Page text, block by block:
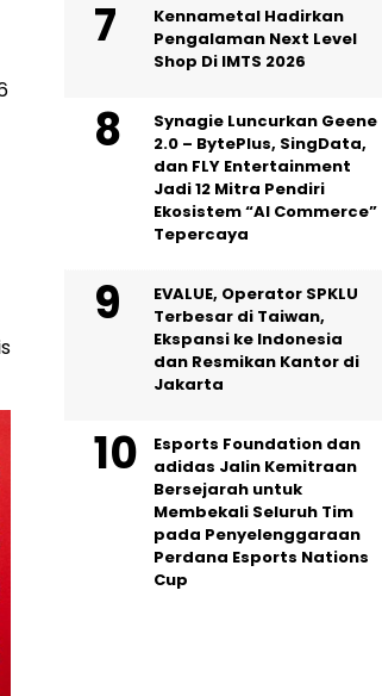
Kennametal Hadirkan
Pengalaman Next Level
Shop Di IMTS 2026
Synagie Luncurkan Geene
2.0 – BytePlus, SingData,
dan FLY Entertainment
Jadi 12 Mitra Pendiri
Ekosistem “AI Commerce”
Tepercaya
EVALUE, Operator SPKLU
Terbesar di Taiwan,
Ekspansi ke Indonesia
dan Resmikan Kantor di
Jakarta
Esports Foundation dan
adidas Jalin Kemitraan
Bersejarah untuk
Membekali Seluruh Tim
pada Penyelenggaraan
Perdana Esports Nations
Cup